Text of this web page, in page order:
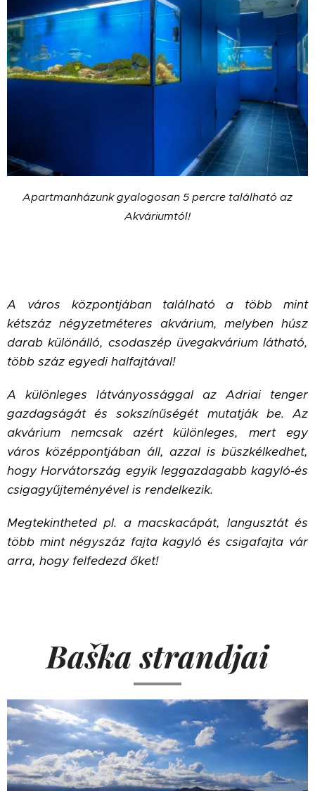
Apartmanházunk gyalogosan 5 percre található az
Akváriumtól!
A város központjában található a több mint
kétszáz négyzetméteres akvárium, melyben húsz
darab különálló, csodaszép üvegakvárium látható,
több száz egyedi halfajtával!
A különleges látványossággal az Adriai tenger
gazdagságát és sokszínűségét mutatják be.Az
akvárium nemcsak azért különleges, mert egy
város középpontjában áll, azzal is büszkélkedhet,
hogy Horvátország egyik leggazdagabb kagyló-és
csigagyűjteményével is rendelkezik.
Megtekintheted pl. a macskacápát, langusztát és
több mint négyszáz fajta kagyló és csigafajta vár
arra, hogy felfedezd őket!
Baška strandjai